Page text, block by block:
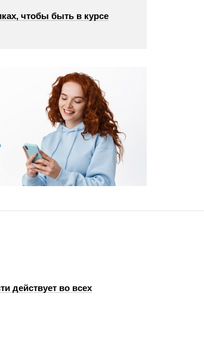
чтобы быть в курсе
действует во всех